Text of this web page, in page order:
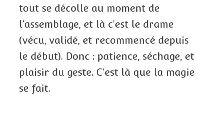
tout se décolle au moment de
l’assemblage, et là c’est le drame
(vécu, validé, et recommencé depuis
le début). Donc : patience, séchage, et
plaisir du geste. C’est là que la magie
se fait.